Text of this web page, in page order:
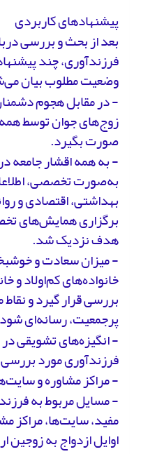
پیشنهادهای کاربردی
بعد از بحث و بررسی
فرزندآوری، چند
وضعیت مطلوب بیان
- در مقابل هجوم
زوج‌های جوان توسط همه
صورت بگیرد.
- به همه اقشار جامعه
به‌صورت تخصصی،
بهداشتی، اقتصادی و
برگزاری همایش‌های
هدف نزدیک شد.
- میزان سعادت و
خانواده‌های کم‌اولاد و
بررسی قرار گیرد و
پرجمعیت، رسانه‌ای
- انگیزه‌های تشویقی
فرزندآوری مورد بررسی
- مراکز مشاوره و
- مسایل مربوط به
مفید، سایت‌ها، مراکز
اوایل ازدواج به زوجین